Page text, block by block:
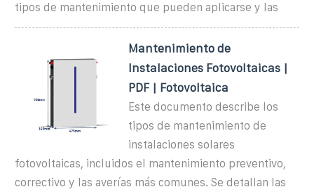
tipos de mantenimiento que pueden aplicarse y las
Mantenimiento de
Instalaciones Fotovoltaicas |
PDF | Fotovoltaica
Este documento describe los
tipos de mantenimiento de
instalaciones solares
fotovoltaicas, incluidos el mantenimiento preventivo,
correctivo y las averías más comunes. Se detallan las